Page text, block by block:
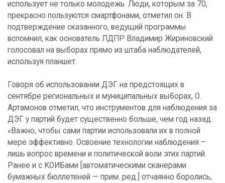
использует не только молодежь. Люди, которым за 70,
прекрасно пользуются смартфонами, отметил он. В
подтверждение сказанного, ведущий программы
вспомнил, как основатель ЛДПР Владимир Жириновский
голосовал на выборах прямо из штаба наблюдателей,
используя планшет.
Говоря об использовании ДЭГ на предстоящих в
сентябре региональных и муниципальных выборах, О.
Артамонов отметил, что инструментов для наблюдения за
ДЭГ у партий будет существенно больше, чем год назад.
«Важно, чтобы сами партии использовали их в полной
мере эффективно. Освоение технологии наблюдения –
лишь вопрос времени и политической воли этих партий.
Ранее и с КОИБами [автоматическими сканерами
бумажных бюллетеней — прим. ред.] отчаянно боролись,